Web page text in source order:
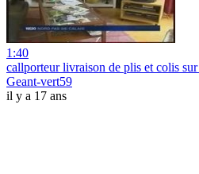
1:40
callporteur livraison de plis et colis
Geant-vert59
il y a 17 ans